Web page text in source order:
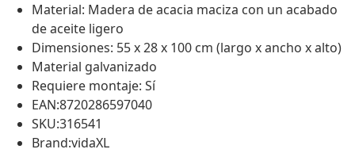
Material: Madera de acacia maciza con un acabado
de aceite ligero
Dimensiones: 55 x 28 x 100 cm (largo x ancho x alto)
Material galvanizado
Requiere montaje: Sí
EAN:8720286597040
SKU:316541
Brand:vidaXL